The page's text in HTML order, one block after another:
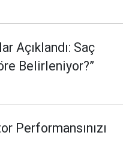
Açıklandı: Saç
Belirleniyor?”
Performansınızı